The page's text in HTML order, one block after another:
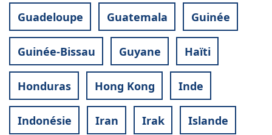
Guadeloupe Guatemala Guinée
Guinée-Bissau Guyane Haïti
Honduras Hong Kong Inde
Indonésie Iran Irak Islande